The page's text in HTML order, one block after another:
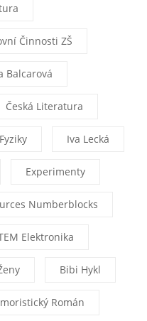
Činnosti ZŠ
Balcarová
Česká Literatura
Iva Lecká
Experimenty
Numberblocks
Elektronika
Bibi Hykl
Román